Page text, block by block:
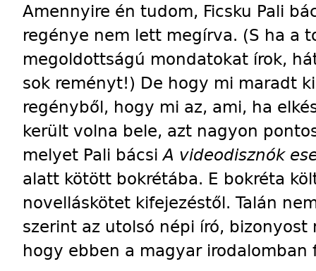
Amennyire én tudom, Ficsku Pali
regénye nem lett megírva. (S ha a
megoldottságú mondatokat írok,
sok reményt!) De hogy mi maradt
regényből, hogy mi az, ami, ha
került volna bele, azt nagyon
melyet Pali bácsiA videodisznók
alatt kötött bokrétába. E bokréta
novelláskötet kifejezéstől. Talán
szerint az utolsó népi író,
hogy ebben a magyar